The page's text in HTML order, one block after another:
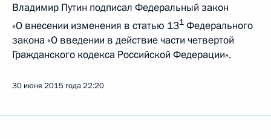
Владимир Путин подписал Федеральный закон
«О внесении изменения в статью 131 Федерального
закона «О введении в действие части четвертой
Гражданского кодекса Российской Федерации».
30 июня 2015 года22:20